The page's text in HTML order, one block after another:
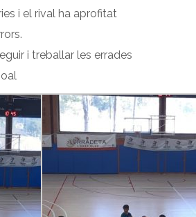
i el rival ha aprofitat
i treballar les errades